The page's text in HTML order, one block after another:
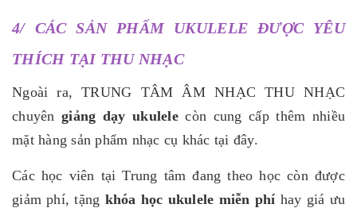
4/ CÁC SẢN PHẨM UKULELE ĐƯỢC YÊU
THÍCH TẠI THU NHẠC
Ngoài ra, TRUNG TÂM ÂM NHẠC THU NHẠC
chuyên giảng dạy ukulelecòn cung cấp thêm nhiều
mặt hàng sản phẩm nhạc cụ khác tại đây.
Các học viên tại Trung tâm đang theo học còn được
giảm phí, tặng khóa học ukulele miễn phí hay giá ưu